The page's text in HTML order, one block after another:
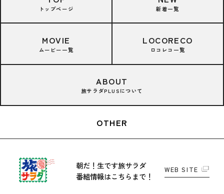
トップページ 新着一覧
MOVIE
ムービー一覧
LOCORECO
ロコレコ一覧
ABOUT
旅サラダPLUSについて
OTHER
朝だ！生です旅サラダ
番組情報はこちらまで！
WEB SITE